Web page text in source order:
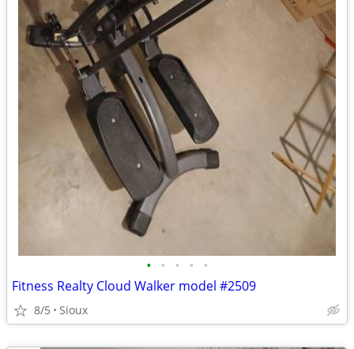
• • • • •
Fitness Realty Cloud Walker model #2509
8/5 Sioux